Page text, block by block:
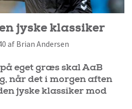
jyske klassiker
af Brian Andersen
eget græs skal AaB
når det i morgen aften
jyske klassiker mod